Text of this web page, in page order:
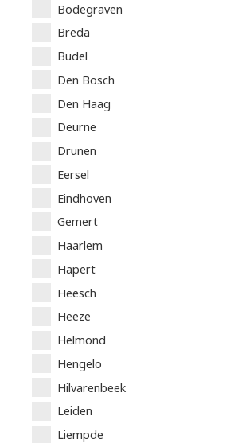
Bodegraven
Breda
Budel
Den Bosch
Den Haag
Deurne
Drunen
Eersel
Eindhoven
Gemert
Haarlem
Hapert
Heesch
Heeze
Helmond
Hengelo
Hilvarenbeek
Leiden
Liempde